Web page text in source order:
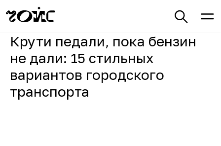
Крути педали, пока бензин
не дали: 15 стильных
вариантов городского
транспорта